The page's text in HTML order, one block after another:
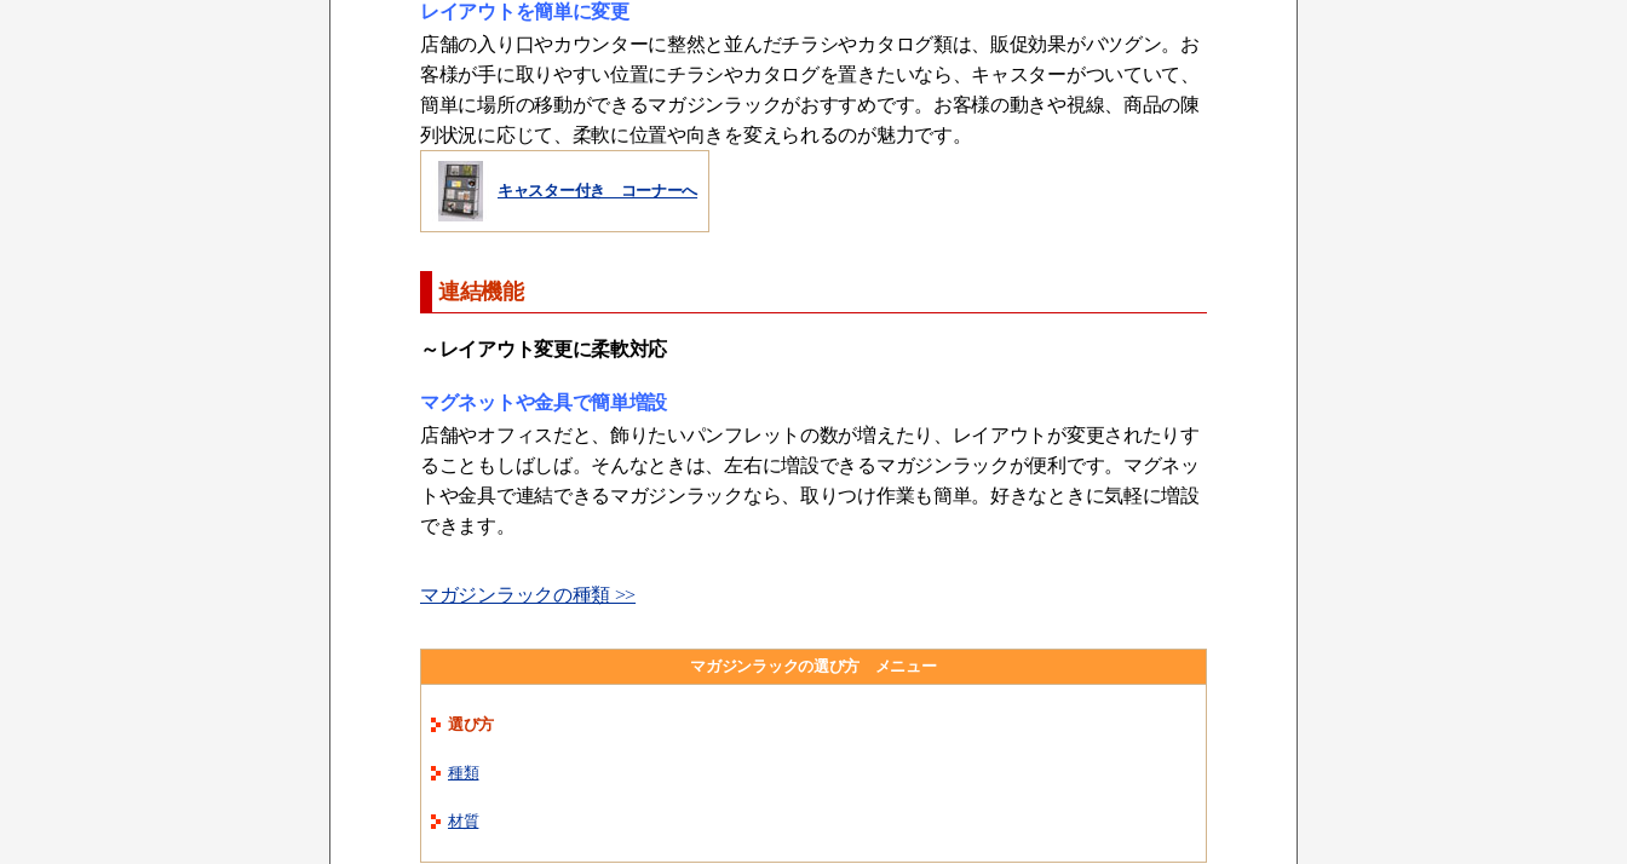
レイアウトを簡単に変更
店舗の入り口やカウンターに整然と並んだチラシやカタログ類は、販促効果がバツグン。お
客様が手に取りやすい位置にチラシやカタログを置きたいなら、キャスターがついていて、
簡単に場所の移動ができるマガジンラックがおすすめです。お客様の動きや視線、商品の陳
列状況に応じて、柔軟に位置や向きを変えられるのが魅力です。
キャスター付き コーナーへ
連結機能
～レイアウト変更に柔軟対応
マグネットや金具で簡単増設
店舗やオフィスだと、飾りたいパンフレットの数が増えたり、レイアウトが変更されたりす
ることもしばしば。そんなときは、左右に増設できるマガジンラックが便利です。マグネッ
トや金具で連結できるマガジンラックなら、取りつけ作業も簡単。好きなときに気軽に増設
できます。
マガジンラックの種類 >>
マガジンラックの選び方 メニュー
選び方
種類
材質